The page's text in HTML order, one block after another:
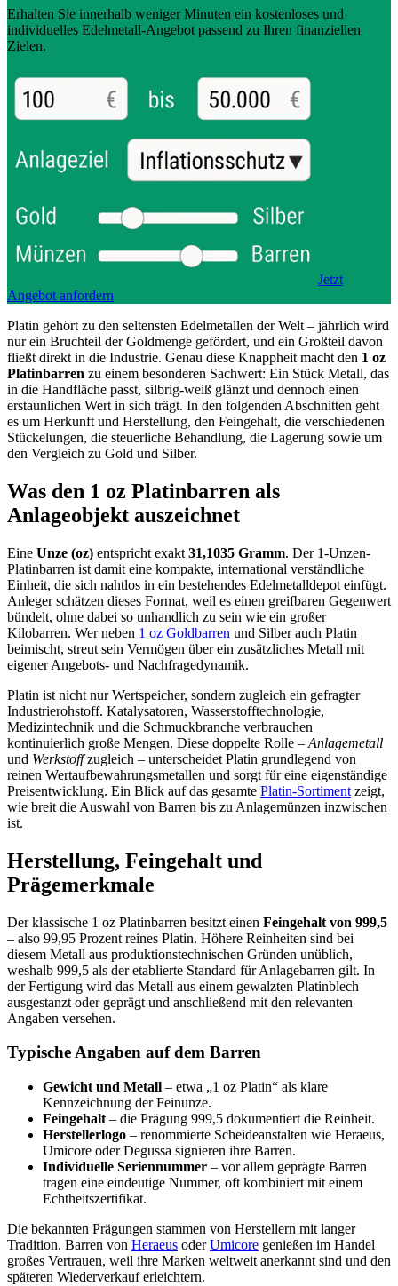
Erhalten Sie innerhalb weniger Minuten ein kostenloses und
individuelles Edelmetall-Angebot passend zu Ihren finanziellen
Zielen.
Jetzt
Angebot anfordern
Platin gehört zu den seltensten Edelmetallen der Welt – jährlich wird
nur ein Bruchteil der Goldmenge gefördert, und ein Großteil davon
fließt direkt in die Industrie. Genau diese Knappheit macht den 1 oz
Platinbarren zu einem besonderen Sachwert: Ein Stück Metall, das
in die Handfläche passt, silbrig-weiß glänzt und dennoch einen
erstaunlichen Wert in sich trägt. In den folgenden Abschnitten geht
es um Herkunft und Herstellung, den Feingehalt, die verschiedenen
Stückelungen, die steuerliche Behandlung, die Lagerung sowie um
den Vergleich zu Gold und Silber.
Was den 1 oz Platinbarren als
Anlageobjekt auszeichnet
Eine Unze (oz) entspricht exakt 31,1035 Gramm. Der 1-Unzen-
Platinbarren ist damit eine kompakte, international verständliche
Einheit, die sich nahtlos in ein bestehendes Edelmetalldepot einfügt.
Anleger schätzen dieses Format, weil es einen greifbaren Gegenwert
bündelt, ohne dabei so unhandlich zu sein wie ein großer
Kilobarren. Wer neben 1 oz Goldbarren und Silber auch Platin
beimischt, streut sein Vermögen über ein zusätzliches Metall mit
eigener Angebots- und Nachfragedynamik.
Platin ist nicht nur Wertspeicher, sondern zugleich ein gefragter
Industrierohstoff. Katalysatoren, Wasserstofftechnologie,
Medizintechnik und die Schmuckbranche verbrauchen
kontinuierlich große Mengen. Diese doppelte Rolle – Anlagemetall
und Werkstoffzugleich – unterscheidet Platin grundlegend von
reinen Wertaufbewahrungsmetallen und sorgt für eine eigenständige
Preisentwicklung. Ein Blick auf das gesamte Platin-Sortiment zeigt,
wie breit die Auswahl von Barren bis zu Anlagemünzen inzwischen
ist.
Herstellung, Feingehalt und
Prägemerkmale
Der klassische 1 oz Platinbarren besitzt einen Feingehalt von 999,5
– also 99,95 Prozent reines Platin. Höhere Reinheiten sind bei
diesem Metall aus produktionstechnischen Gründen unüblich,
weshalb 999,5 als der etablierte Standard für Anlagebarren gilt. In
der Fertigung wird das Metall aus einem gewalzten Platinblech
ausgestanzt oder geprägt und anschließend mit den relevanten
Angaben versehen.
Typische Angaben auf dem Barren
Gewicht und Metall – etwa „1 oz Platin“ als klare
Kennzeichnung der Feinunze.
Feingehalt – die Prägung 999,5 dokumentiert die Reinheit.
Herstellerlogo – renommierte Scheideanstalten wie Heraeus,
Umicore oder Degussa signieren ihre Barren.
Individuelle Seriennummer – vor allem geprägte Barren
tragen eine eindeutige Nummer, oft kombiniert mit einem
Echtheitszertifikat.
Die bekannten Prägungen stammen von Herstellern mit langer
Tradition. Barren von Heraeus oderUmicore genießen im Handel
großes Vertrauen, weil ihre Marken weltweit anerkannt sind und den
späteren Wiederverkauf erleichtern.